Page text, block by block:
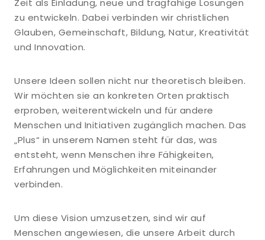
Zeit als Einladung, neue und tragfähige Lösungen
zu entwickeln. Dabei verbinden wir christlichen
Glauben, Gemeinschaft, Bildung, Natur, Kreativität
und Innovation.
Unsere Ideen sollen nicht nur theoretisch bleiben.
Wir möchten sie an konkreten Orten praktisch
erproben, weiterentwickeln und für andere
Menschen und Initiativen zugänglich machen. Das
„Plus“ in unserem Namen steht für das, was
entsteht, wenn Menschen ihre Fähigkeiten,
Erfahrungen und Möglichkeiten miteinander
verbinden.
Um diese Vision umzusetzen, sind wir auf
Menschen angewiesen, die unsere Arbeit durch